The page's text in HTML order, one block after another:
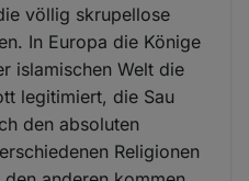
völlig skrupellose
In Europa die Könige
islamischen Welt die
legitimiert, die Sau
den absoluten
Religionen